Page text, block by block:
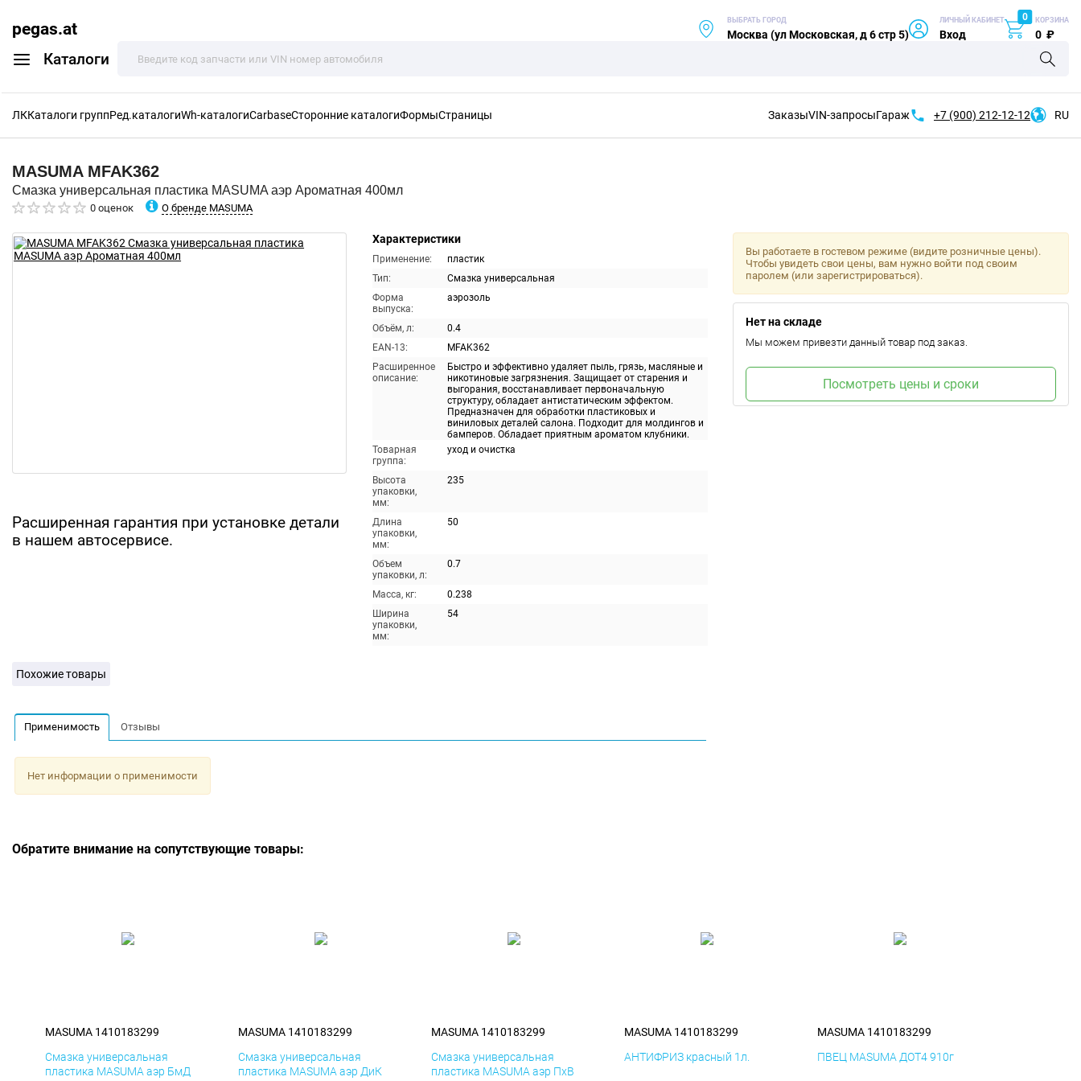
pegas.at
Каталоги
ВЫБРАТЬ ГОРОД
Москва (ул Московская, д 6 стр 5)
ЛИЧНЫЙ КАБИНЕТ
Вход
0 КОРЗИНА
0 ₽
ЛККаталоги группРед.каталогиWh-каталогиCarbaseСторонние каталогиФормыСтраницы ЗаказыVIN-запросыГараж +7 (900) 212-12-12 RU
MASUMA MFAK362
Смазка универсальная пластика MASUMA аэр Ароматная 400мл
0 оценок О бренде MASUMA
Расширенная гарантия при установке детали
в нашем автосервисе.
Характеристики
Применение:
пластик
Тип:
Смазка универсальная
Форма
выпуска:
аэрозоль
Объём, л:
0.4
EAN-13:
MFAK362
Расширенное
описание:
Быстро и эффективно удаляет пыль, грязь, масляные и
никотиновые загрязнения. Защищает от старения и
выгорания, восстанавливает первоначальную
структуру, обладает антистатическим эффектом.
Предназначен для обработки пластиковых и
виниловых деталей салона. Подходит для молдингов и
бамперов. Обладает приятным ароматом клубники.
Товарная
группа:
уход и очистка
Высота
упаковки,
мм:
235
Длина
упаковки,
мм:
50
Объем
упаковки, л:
0.7
Масса, кг:
0.238
Ширина
упаковки,
мм:
54
Вы работаете в гостевом режиме (видите розничные цены).
Чтобы увидеть свои цены, вам нужно войти под своим
паролем (или зарегистрироваться).
Нет на складе
Мы можем привезти данный товар под заказ.
Посмотреть цены и сроки
Похожие товары
Применимость Отзывы
Нет информации о применимости
Обратите внимание на сопутствующие товары:
MASUMA 1410183299
Смазка универсальная
пластика MASUMA аэр БмД
MASUMA 1410183299
Смазка универсальная
пластика MASUMA аэр ДиК
MASUMA 1410183299
Смазка универсальная
пластика MASUMA аэр ПхВ
MASUMA 1410183299
АНТИФРИЗ красный 1л.
MASUMA 1410183299
ПВЕЦ MASUMA ДОТ4 910г